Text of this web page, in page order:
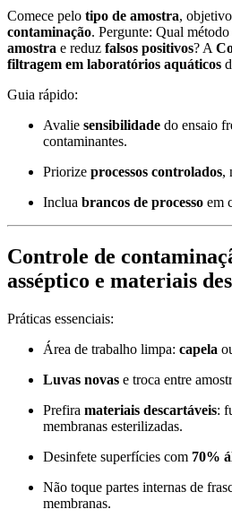
Comece pelo tipo de amostra,
contaminação. Pergunte: Qual método
amostra e reduz falsos positivos? A
filtragem em laboratórios aquáticos
Guia rápido:
Avalie sensibilidade do ensaio
contaminantes.
Priorize processos controlados,
Inclua brancos de processo em
Controle de
asséptico e materiais
Práticas essenciais:
Área de trabalho limpa: capela
Luvas novas e troca entre
Prefira materiais descartáveis:
membranas esterilizadas.
Desinfete superfícies com 70%
Não toque partes internas de
membranas.